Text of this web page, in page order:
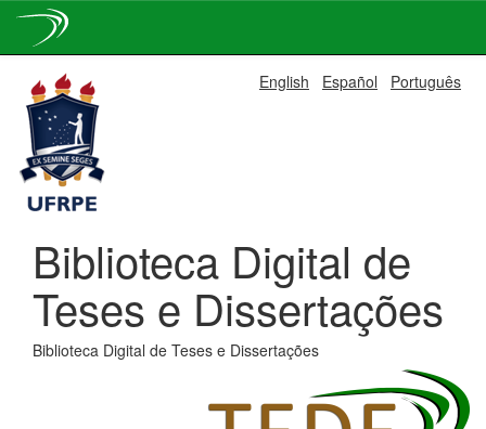
navigation
English Español Português
Biblioteca Digital de
Teses e Dissertações
Biblioteca Digital de Teses e Dissertações